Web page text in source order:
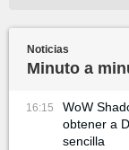
Noticias
Minuto a
16:15
WoW
obtener a
sencilla